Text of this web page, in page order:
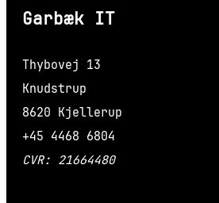
Garbæk IT
Thybovej 13
Knudstrup
8620 Kjellerup
+45 4468 6804
CVR: 21664480